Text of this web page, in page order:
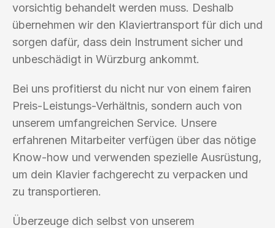
vorsichtig behandelt werden muss. Deshalb
übernehmen wir den Klaviertransport für dich und
sorgen dafür, dass dein Instrument sicher und
unbeschädigt in Würzburg ankommt.
Bei uns profitierst du nicht nur von einem fairen
Preis-Leistungs-Verhältnis, sondern auch von
unserem umfangreichen Service. Unsere
erfahrenen Mitarbeiter verfügen über das nötige
Know-how und verwenden spezielle Ausrüstung,
um dein Klavier fachgerecht zu verpacken und
zu transportieren.
Überzeuge dich selbst von unserem